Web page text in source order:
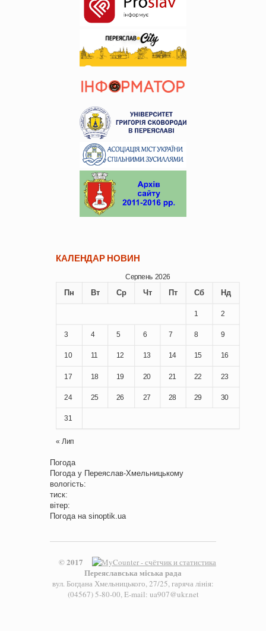
КАЛЕНДАР НОВИН
Серпень 2026
Пн Вт Ср Чт Пт Сб Нд
1 2
3 4 5 6 7 8 9
10 11 12 13 14 15 16
17 18 19 20 21 22 23
24 25 26 27 28 29 30
31
« Лип
Погода
Погода у Переяслав-Хмельницькому
вологість:
тиск:
вітер:
Погода на sinoptik.ua
© 2017
Переяславська міська рада
вул. Богдана Хмельницького, 27/25, гаряча лінія:
(04567) 5-80-00, E-mail: ua907@ukr.net